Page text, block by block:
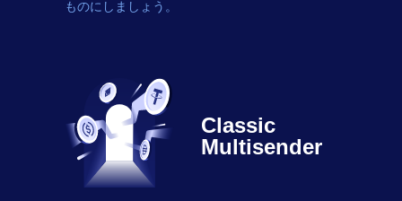
ものにしましょう。
Classic
Multisender